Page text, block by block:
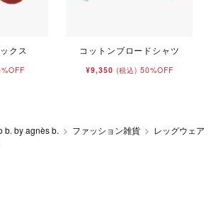
クス コットンブロードシャツ
¥9,350 (税込) 50%OFF
b. by agnès b. ファッション雑貨
レッグウェア